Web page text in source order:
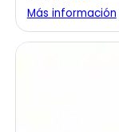
Más información